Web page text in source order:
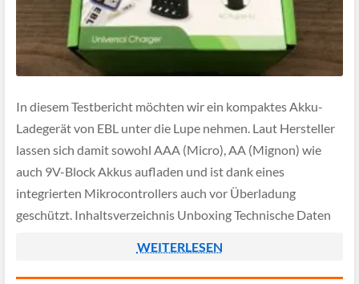
In diesem Testbericht möchten wir ein kompaktes Akku-
Ladegerät von EBL unter die Lupe nehmen. Laut Hersteller
lassen sich damit sowohl AAA (Micro), AA (Mignon) wie
auch 9V-Block Akkus aufladen und ist dank eines
integrierten Mikrocontrollers auch vor Überladung
geschützt. Inhaltsverzeichnis Unboxing Technische Daten
auf den Verpackungsinhalt, […]
WEITERLESEN